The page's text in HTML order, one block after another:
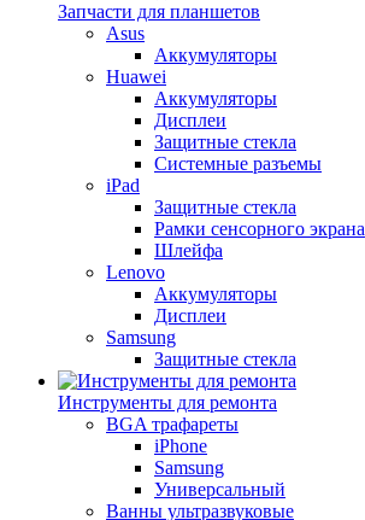
Запчасти для планшетов
Asus
Аккумуляторы
Huawei
Аккумуляторы
Дисплеи
Защитные стекла
Системные разъемы
iPad
Защитные стекла
Рамки сенсорного экрана
Шлейфа
Lenovo
Аккумуляторы
Дисплеи
Samsung
Защитные стекла
Инструменты для ремонта
BGA трафареты
iPhone
Samsung
Универсальный
Ванны ультразвуковые